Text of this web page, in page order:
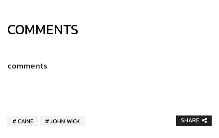
COMMENTS
comments
CAINE JOHN WICK SHARE